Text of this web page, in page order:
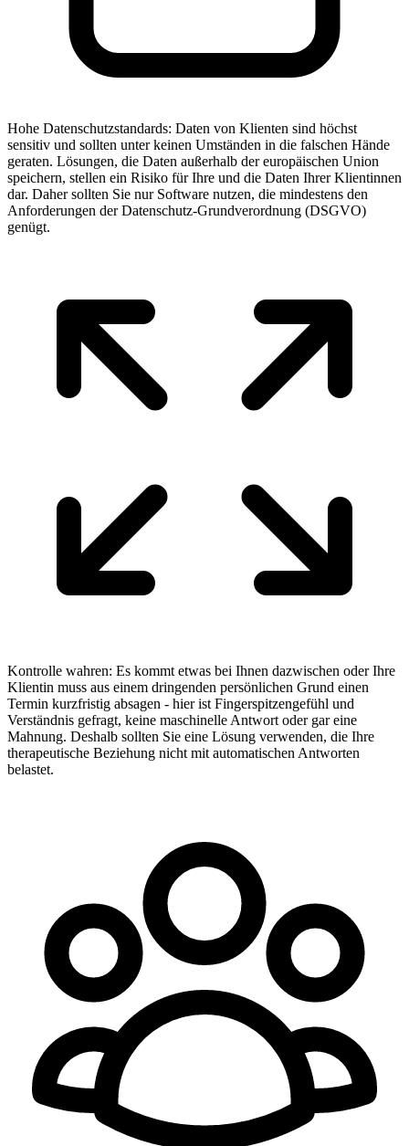
Hohe Datenschutz­standards: Daten von Klienten sind höchst
sensitiv und sollten unter keinen Umständen in die falschen Hände
geraten. Lösungen, die Daten außerhalb der europäischen Union
speichern, stellen ein Risiko für Ihre und die Daten Ihrer Klientinnen
dar. Daher sollten Sie nur Software nutzen, die mindestens den
Anforderungen der Datenschutz-Grundverordnung (DSGVO)
genügt.
Kontrolle wahren: Es kommt etwas bei Ihnen dazwischen oder Ihre
Klientin muss aus einem dringenden persönlichen Grund einen
Termin kurzfristig absagen - hier ist Fingerspitzengefühl und
Verständnis gefragt, keine maschinelle Antwort oder gar eine
Mahnung. Deshalb sollten Sie eine Lösung verwenden, die Ihre
therapeutische Beziehung nicht mit automatischen Antworten
belastet.